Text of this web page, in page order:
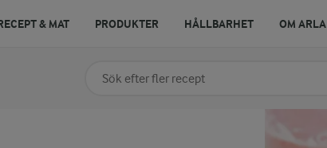
Sök på kategori eller ingrediens
& MAT PRODUKTER HÅLLBARHET OM ARLA